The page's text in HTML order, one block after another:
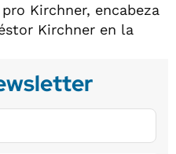
Kirchner, encabeza
Kirchner en la